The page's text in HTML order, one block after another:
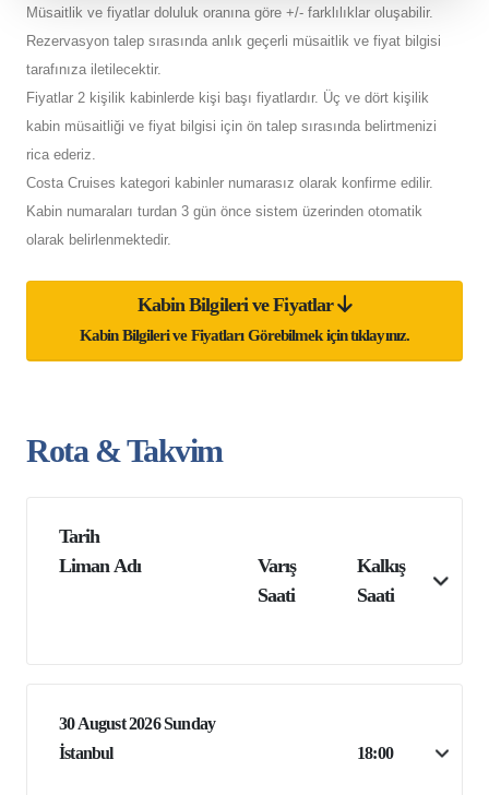
Müsaitlik ve fiyatlar doluluk oranına göre +/- farklılıklar oluşabilir.
Rezervasyon talep sırasında anlık geçerli müsaitlik ve fiyat bilgisi
tarafınıza iletilecektir.
Fiyatlar 2 kişilik kabinlerde kişi başı fiyatlardır. Üç ve dört kişilik
kabin müsaitliği ve fiyat bilgisi için ön talep sırasında belirtmenizi
rica ederiz.
Costa Cruises kategori kabinler numarasız olarak konfirme edilir.
Kabin numaraları turdan 3 gün önce sistem üzerinden otomatik
olarak belirlenmektedir.
Kabin Bilgileri ve Fiyatlar
Kabin Bilgileri ve Fiyatları Görebilmek için tıklayınız.
Rota & Takvim
Tarih
Liman Adı
Varış
Saati
Kalkış
Saati
30 August 2026 Sunday
İstanbul
18:00